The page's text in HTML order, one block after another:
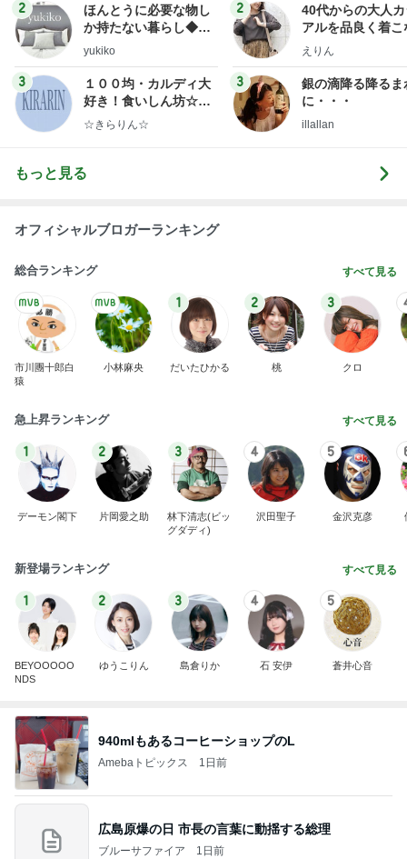
2
ほんとうに必要な物し
か持たない暮らし◆Ke
ep Life Simple◆〜イ
yukiko
3
１００均・カルディ大
好き！食いしん坊☆き
らりん☆のブログ
☆きらりん☆
2
40代からの大人
アルを品良く着こ
ファッションブロ
えりん
3
銀の滴降る降るま
に・・・
illallan
もっと見る
オフィシャルブロガーランキング
総合ランキング すべて見る
市川團十郎白
猿
小林麻央
1
だいたひかる
2
桃
3
クロ
急上昇ランキング すべて見る
1
デーモン閣下
2
片岡愛之助
3
林下清志(ビッ
グダディ)
4
沢田聖子
5
金沢克彦
新登場ランキング すべて見る
1
BEYOOOOO
NDS
2
ゆうこりん
3
島倉りか
4
石 安伊
5
蒼井心音
940mlもあるコーヒーショップのL
Amebaトピックス 1日前
広島原爆の日 市長の言葉に動揺する総理
ブルーサファイア 1日前